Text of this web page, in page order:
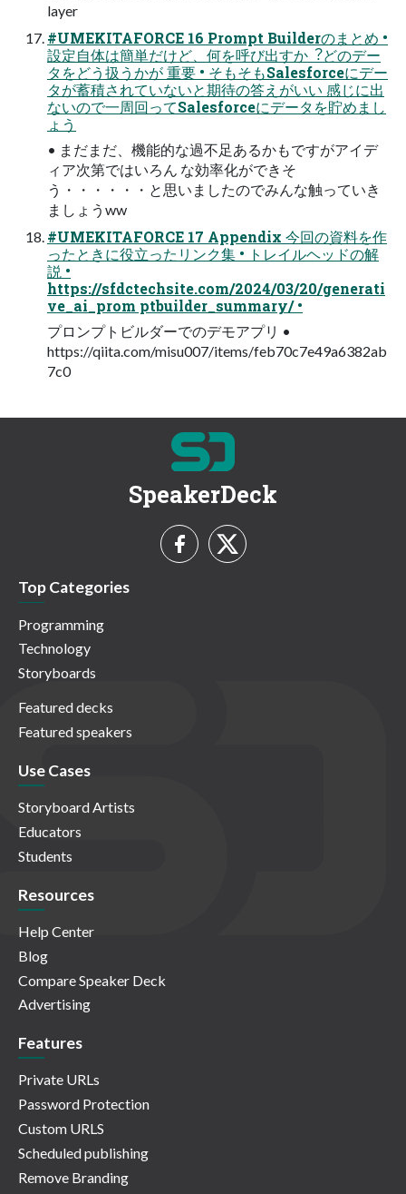
layer
#UMEKITAFORCE 16 Prompt Builderのまとめ •
設定⾃体は簡単だけど、何を呼び出すか︖どのデー
タをどう扱うかが 重要 • そもそもSalesforceにデー
タが蓄積されていないと期待の答えがいい 感じに出
ないので⼀周回ってSalesforceにデータを貯めまし
ょう
• まだまだ、機能的な過不⾜あるかもですがアイデ
ィア次第ではいろん な効率化ができそ
う・・・・・・と思いましたのでみんな触っていき
ましょうww
#UMEKITAFORCE 17 Appendix 今回の資料を作
ったときに役⽴ったリンク集 • トレイルヘッドの解
説 •
https://sfdctechsite.com/2024/03/20/generati
ve_ai_prom ptbuilder_summary/ •
プロンプトビルダーでのデモアプリ •
https://qiita.com/misu007/items/feb70c7e49a6382ab
7c0
SpeakerDeck
Top Categories
Programming
Technology
Storyboards
Featured decks
Featured speakers
Use Cases
Storyboard Artists
Educators
Students
Resources
Help Center
Blog
Compare Speaker Deck
Advertising
Features
Private URLs
Password Protection
Custom URLS
Scheduled publishing
Remove Branding